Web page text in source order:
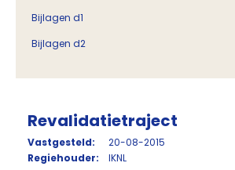
Bijlagen d1
Bijlagen d2
Revalidatietraject
Vastgesteld:
20-08-2015
Regiehouder:
IKNL